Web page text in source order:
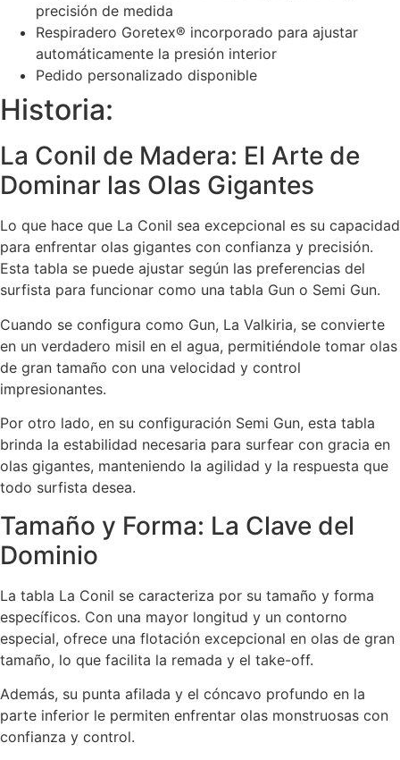
precisión de medida
Respiradero Goretex® incorporado para ajustar
automáticamente la presión interior
Pedido personalizado disponible
Historia:
La Conil de Madera: El Arte de
Dominar las Olas Gigantes
Lo que hace que La Conil sea excepcional es su capacidad
para enfrentar olas gigantes con confianza y precisión.
Esta tabla se puede ajustar según las preferencias del
surfista para funcionar como una tabla Gun o Semi Gun.
Cuando se configura como Gun, La Valkiria, se convierte
en un verdadero misil en el agua, permitiéndole tomar olas
de gran tamaño con una velocidad y control
impresionantes.
Por otro lado, en su configuración Semi Gun, esta tabla
brinda la estabilidad necesaria para surfear con gracia en
olas gigantes, manteniendo la agilidad y la respuesta que
todo surfista desea.
Tamaño y Forma: La Clave del
Dominio
La tabla La Conil se caracteriza por su tamaño y forma
específicos. Con una mayor longitud y un contorno
especial, ofrece una flotación excepcional en olas de gran
tamaño, lo que facilita la remada y el take-off.
Además, su punta afilada y el cóncavo profundo en la
parte inferior le permiten enfrentar olas monstruosas con
confianza y control.